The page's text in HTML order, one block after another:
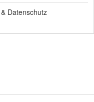
& Datenschutz